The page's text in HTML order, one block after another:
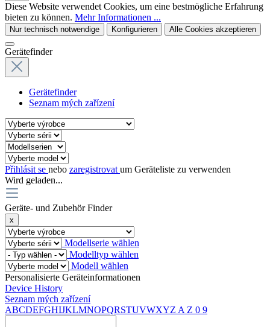
Diese Website verwendet Cookies, um eine bestmögliche Erfahrung
bieten zu können. Mehr Informationen ...
Nur technisch notwendige Konfigurieren Alle Cookies akzeptieren
Gerätefinder
Gerätefinder
Seznam mých zařízení
Přihlásit se nebo zaregistrovat um Geräteliste zu verwenden
Wird geladen...
Geräte- und Zubehör Finder
x
Modellserie wählen
Modelltyp wählen
Modell wählen
Personalisierte Geräteinformationen
Device History
Seznam mých zařízení
ABCDEFGHIJKLMNOPQRSTUVWXYZ A Z 0 9